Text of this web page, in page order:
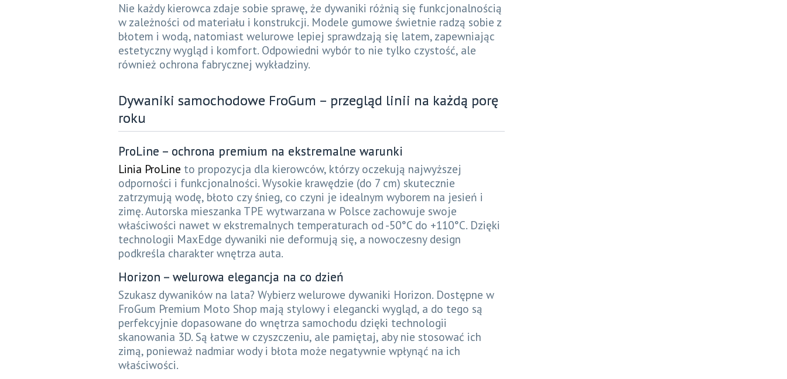
Nie każdy kierowca zdaje sobie sprawę, że dywaniki różnią się funkcjonalnością
w zależności od materiału i konstrukcji. Modele gumowe świetnie radzą sobie z
błotem i wodą, natomiast welurowe lepiej sprawdzają się latem, zapewniając
estetyczny wygląd i komfort. Odpowiedni wybór to nie tylko czystość, ale
również ochrona fabrycznej wykładziny.
Dywaniki samochodowe FroGum – przegląd linii na każdą porę
roku
ProLine – ochrona premium na ekstremalne warunki
Linia ProLine to propozycja dla kierowców, którzy oczekują najwyższej
odporności i funkcjonalności. Wysokie krawędzie (do 7 cm) skutecznie
zatrzymują wodę, błoto czy śnieg, co czyni je idealnym wyborem na jesień i
zimę. Autorska mieszanka TPE wytwarzana w Polsce zachowuje swoje
właściwości nawet w ekstremalnych temperaturach od -50°C do +110°C. Dzięki
technologii MaxEdge dywaniki nie deformują się, a nowoczesny design
podkreśla charakter wnętrza auta.
Horizon – welurowa elegancja na co dzień
Szukasz dywaników na lata? Wybierz welurowe dywaniki Horizon. Dostępne w
FroGum Premium Moto Shop mają stylowy i elegancki wygląd, a do tego są
perfekcyjnie dopasowane do wnętrza samochodu dzięki technologii
skanowania 3D. Są łatwe w czyszczeniu, ale pamiętaj, aby nie stosować ich
zimą, ponieważ nadmiar wody i błota może negatywnie wpłynąć na ich
właściwości.